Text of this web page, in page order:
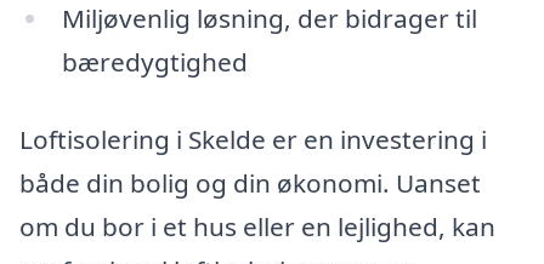
Miljøvenlig løsning, der bidrager til
bæredygtighed
Loftisolering i Skelde er en investering i
både din bolig og din økonomi. Uanset
om du bor i et hus eller en lejlighed, kan